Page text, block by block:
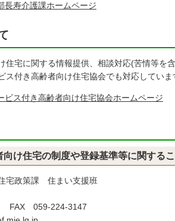
長寿介護課ホームページ
宅に関する情報提供、相談対応(苦情等を
ス付き高齢者向け住宅協会でも対応していま
ビス付き高齢者向け住宅協会ホームページ
け住宅の制度や登録基準等に関する
政策課 住まい支援班
059-224-3147